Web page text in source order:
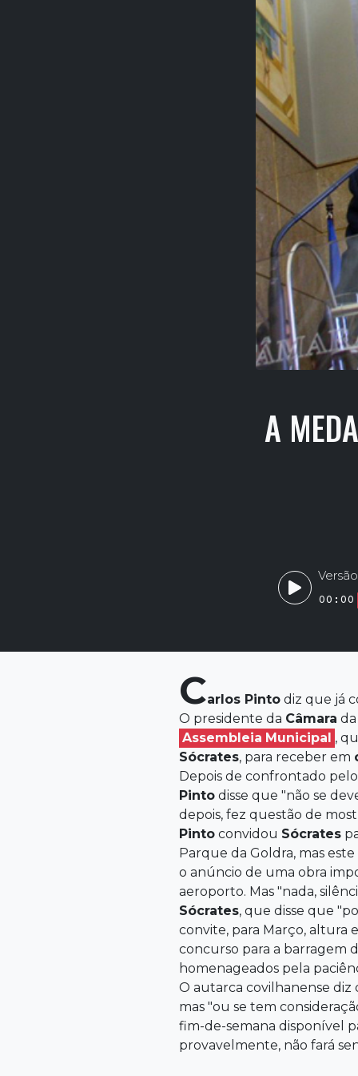
A
00:00
Carlos Pinto diz que já
O presidente da Câmara
Assembleia Municipal ,
Sócrates, para receber em
Depois de confrontado
Pinto disse que "não se
depois, fez questão de
Pinto convidou Sócrates
Parque da Goldra, mas
o anúncio de uma obra
aeroporto. Mas "nada,
Sócrates, que disse que
convite, para Março, altura
concurso para a barragem
homenageados pela
O autarca covilhanense
mas "ou se tem
fim-de-semana disponível
provavelmente, não fará